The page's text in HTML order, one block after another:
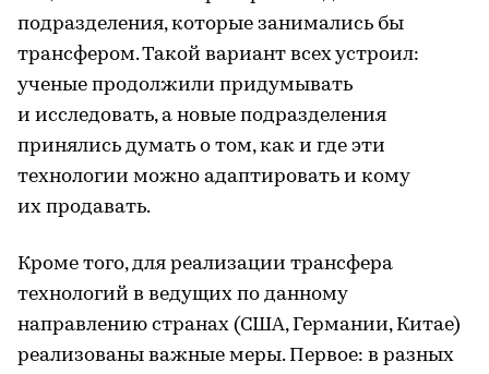
подразделения, которые занимались бы
трансфером. Такой вариант всех устроил:
ученые продолжили придумывать
и исследовать, а новые подразделения
принялись думать о том, как и где эти
технологии можно адаптировать и кому
их продавать.
Кроме того, для реализации трансфера
технологий в ведущих по данному
направлению странах (США, Германии, Китае)
реализованы важные меры. Первое: в разных